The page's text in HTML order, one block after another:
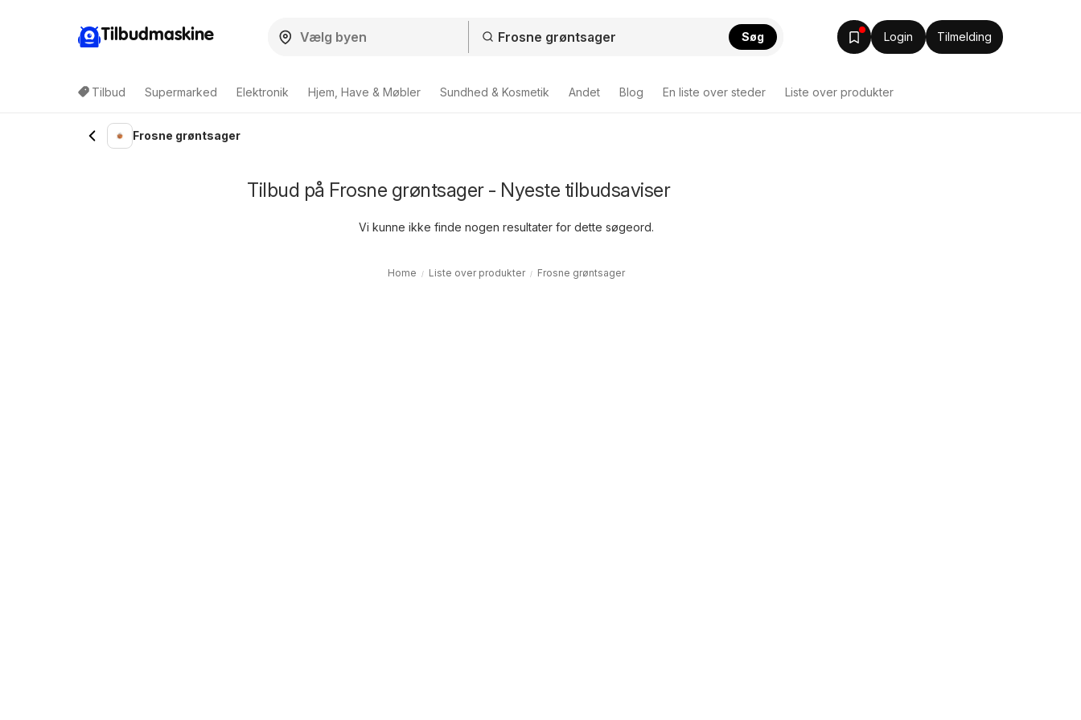
Tilbudmaskine Søg Login Tilmelding
Tilbud Supermarked Elektronik Hjem, Have & Møbler Sundhed & Kosmetik Andet Blog En liste over steder Liste over produkter
Frosne grøntsager
Tilbud på Frosne grøntsager - Nyeste tilbudsaviser
Vi kunne ikke finde nogen resultater for dette søgeord.
Home Liste over produkter Frosne grøntsager